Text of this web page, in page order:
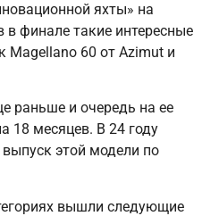
яхты» на
финале такие интересные
Magellano 60 от Azimut и
раньше и очередь на ее
18 месяцев. В 24 году
этой модели по
вышли следующие